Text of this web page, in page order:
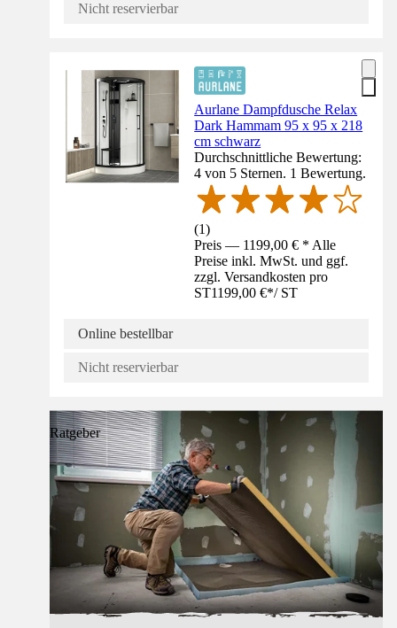
Nicht reservierbar
Aurlane Dampfdusche Relax
Dark Hammam 95 x 95 x 218
cm schwarz
Durchschnittliche Bewertung:
4 von 5 Sternen. 1 Bewertung.
(1)
Preis — 1199,00 € * Alle
Preise inkl. MwSt. und ggf.
zzgl. Versandkosten pro
ST1199,00 €*/ ST
Online bestellbar
Nicht reservierbar
Ratgeber